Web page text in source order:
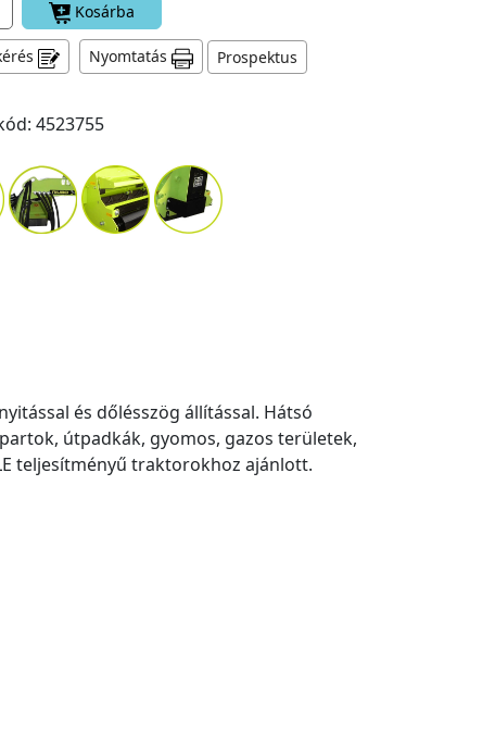
Kosárba
Nyomtatás Prospektus
4523755
és dőlésszög állítással. Hátsó
útpadkák, gyomos, gazos területek,
teljesítményű traktorokhoz ajánlott.